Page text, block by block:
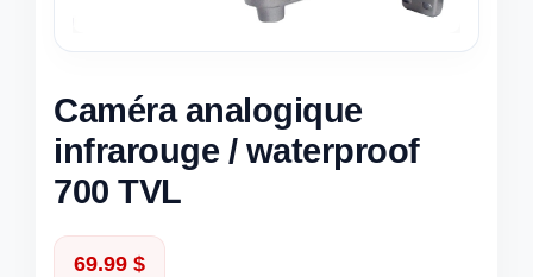
Caméra analogique
infrarouge / waterproof
700 TVL
69.99 $